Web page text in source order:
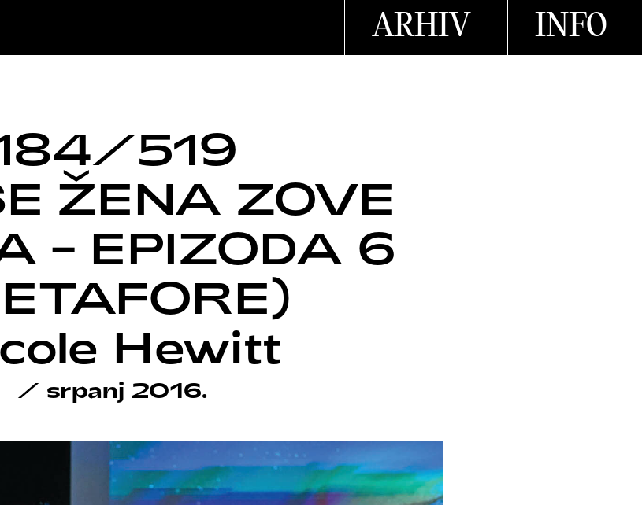
ARHIV INFO
519
ŽENA ZOVE
– EPIZODA 6
Hewitt
/ srpanj 2016.